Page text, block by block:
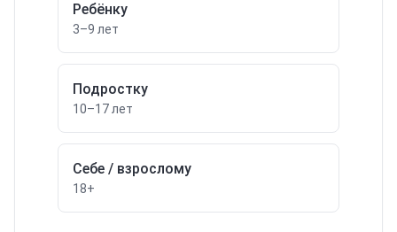
Ребёнку
3–9 лет
Подростку
10–17 лет
Себе / взрослому
18+